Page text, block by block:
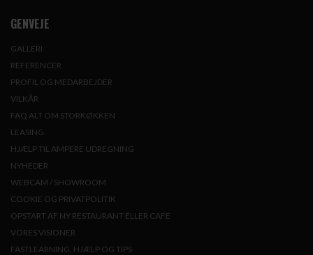
GENVEJE
GALLERI
REFERENCER
PROFIL OG MEDARBEJDER
VILKÅR
FAQ ALT OM STORKØKKEN
LEASING
HJÆLP TIL AMPERE UDREGNING
NYHEDER
WEBCAM / SHOWROOM
COOKIE OG PRIVATPOLITIK
OPSTART AF NY RESTAURANT ELLER CAFE
VORES VISIONER
FASTLEARNING, HJÆLP OG TIPS